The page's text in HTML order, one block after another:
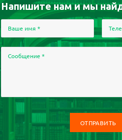
Напишите нам и мы
Ваше имя *
Сообщение *